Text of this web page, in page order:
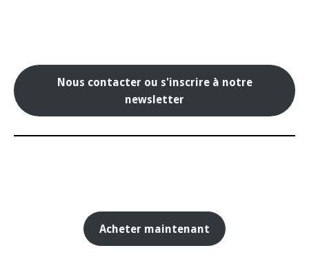
Nous contacter ou s'inscrire à notre
newsletter
Acheter maintenant